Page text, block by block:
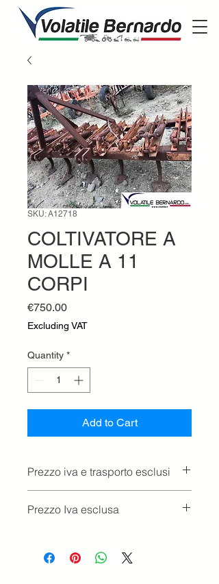
SKU: A12718
COLTIVATORE A
MOLLE A 11
CORPI
€750.00Price
Excluding VAT
Quantity *
Add to Cart
Prezzo iva e trasporto esclusi
Prezzo Iva esclusa